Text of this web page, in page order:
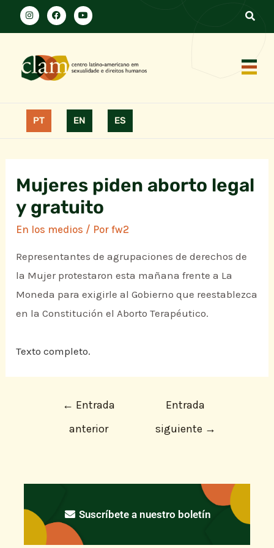
PT EN ES
Mujeres piden aborto legal
y gratuito
En los medios / Porfw2
Representantes de agrupaciones de derechos de
la Mujer protestaron esta mañana frente a La
Moneda para exigirle al Gobierno que reestablezca
en la Constitución el Aborto Terapéutico.
Texto completo.
← Entrada
anterior
Entrada
siguiente →
Suscríbete a nuestro boletín